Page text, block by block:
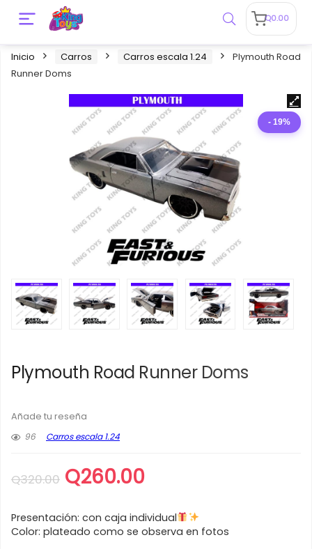
Q0.00
Inicio Carros Carros escala 1.24
Plymouth Road
Runner Doms
- 19%
Plymouth Road Runner Doms
Añade tu reseña
96
Carros escala 1.24
Q320.00 El
precio
original
era:
Q260.00El
actual
es:
Presentación: con caja individual
Color: plateado como se observa en fotos